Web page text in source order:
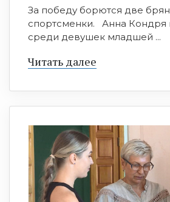
За победу борются две
спортсменки. Анна Кондря
среди девушек младшей ...
Читать далее